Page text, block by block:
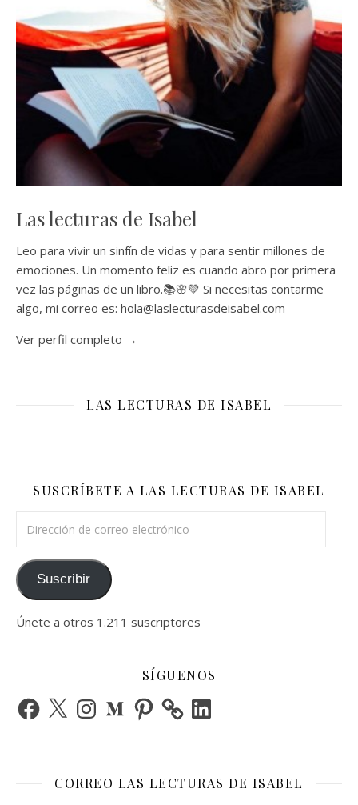
Las lecturas de Isabel
Leo para vivir un sinfín de vidas y para sentir millones de
emociones. Un momento feliz es cuando abro por primera
vez las páginas de un libro.📚🌸💚 Si necesitas contarme
algo, mi correo es: hola@laslecturasdeisabel.com
Ver perfil completo →
LAS LECTURAS DE ISABEL
SUSCRÍBETE A LAS LECTURAS DE ISABEL
Suscribir
Únete a otros 1.211 suscriptores
SÍGUENOS
Facebook
X InstagramMediumPinterest LinkedIn
CORREO LAS LECTURAS DE ISABEL